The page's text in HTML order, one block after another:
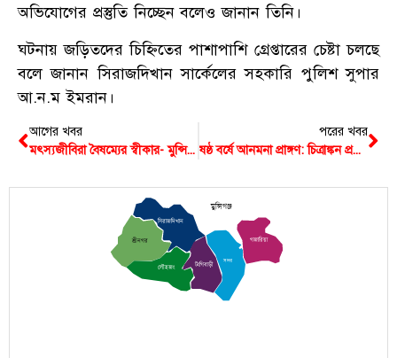
অভিযোগের প্রস্তুতি নিচ্ছেন বলেও জানান তিনি।
ঘটনায় জড়িতদের চিহ্নিতের পাশাপাশি গ্রেপ্তারের চেষ্টা চলছে
বলে জানান সিরাজদিখান সার্কেলের সহকারি পুলিশ সুপার
আ.ন.ম ইমরান।
আগের খবর
মৎস্যজীবিরা বৈষম্যের স্বীকার- মুন্সিগঞ্জে মৎস্য উপদেষ্টা
পরের খবর
ষষ্ঠ বর্ষে আনমনা প্রাঙ্গণ: চিত্রাঙ্কন প্রতিযোগিতা শুক্রবার
শ্রীনগর
সিরাজদিখান
টংগিবাড়ী
সদর
গজারিয়া
লৌহজং
মুন্সিগঞ্জ